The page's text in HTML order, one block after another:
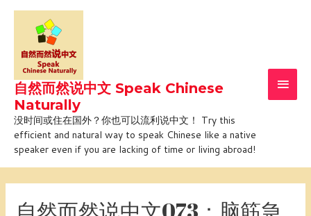
Skip
content
自然而然说中文 Speak Chinese
Naturally
没时间或住在国外？你也可以流利说中文！ Try this
efficient and natural way to speak Chinese like a native
speaker even if you are lacking of time or living abroad!